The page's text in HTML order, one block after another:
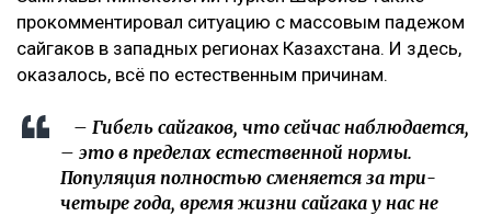
прокомментировал ситуацию с массовым падежом
сайгаков в западных регионах Казахстана. И здесь,
оказалось, всё по естественным причинам.
– Гибель сайгаков, что сейчас наблюдается,
– это в пределах естественной нормы.
Популяция полностью сменяется за три-
четыре года, время жизни сайгака у нас не